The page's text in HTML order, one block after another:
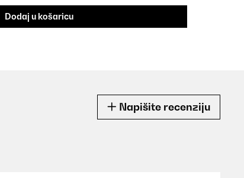
Dodaj u košaricu
Napišite recenziju